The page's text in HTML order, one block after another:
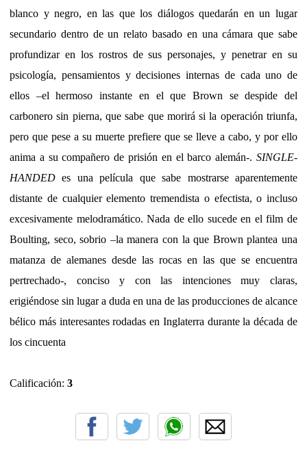
blanco y negro, en las que los diálogos quedarán en un lugar
secundario dentro de un relato basado en una cámara que sabe
profundizar en los rostros de sus personajes, y penetrar en su
psicología, pensamientos y decisiones internas de cada uno de
ellos –el hermoso instante en el que Brown se despide del
carbonero sin pierna, que sabe que morirá si la operación triunfa,
pero que pese a su muerte prefiere que se lleve a cabo, y por ello
anima a su compañero de prisión en el barco alemán-. SINGLE-
HANDED es una película que sabe mostrarse aparentemente
distante de cualquier elemento tremendista o efectista, o incluso
excesivamente melodramático. Nada de ello sucede en el film de
Boulting, seco, sobrio –la manera con la que Brown plantea una
matanza de alemanes desde las rocas en las que se encuentra
pertrechado-, conciso y con las intenciones muy claras,
erigiéndose sin lugar a duda en una de las producciones de alcance
bélico más interesantes rodadas en Inglaterra durante la década de
los cincuenta
Calificación: 3